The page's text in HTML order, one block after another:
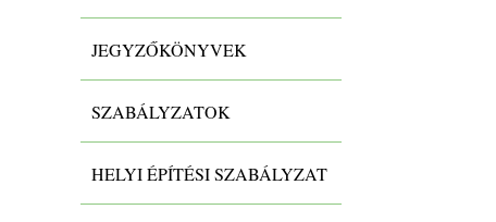
JEGYZŐKÖNYVEK
SZABÁLYZATOK
HELYI ÉPÍTÉSI SZABÁLYZAT